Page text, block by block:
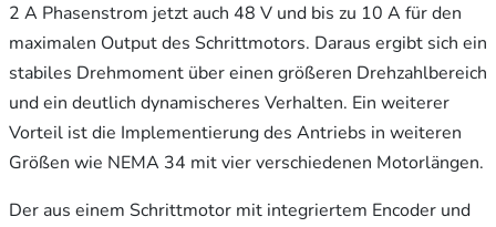
2 A Phasenstrom jetzt auch 48 V und bis zu 10 A für den
maximalen Output des Schrittmotors. Daraus ergibt sich ein
stabiles Drehmoment über einen größeren Drehzahlbereich
und ein deutlich dynamischeres Verhalten. Ein weiterer
Vorteil ist die Implementierung des Antriebs in weiteren
Größen wie NEMA 34 mit vier verschiedenen Motorlängen.
Der aus einem Schrittmotor mit integriertem Encoder und